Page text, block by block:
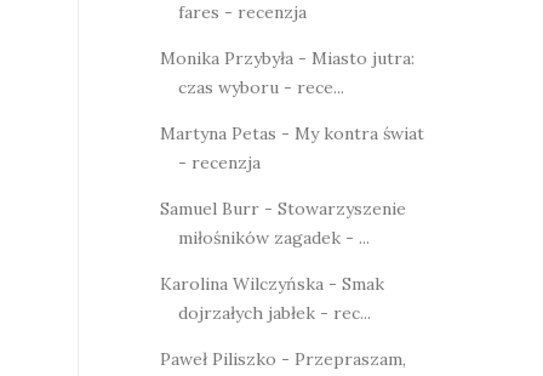
fares - recenzja
Monika Przybyła - Miasto jutra:
czas wyboru - rece...
Martyna Petas - My kontra świat
- recenzja
Samuel Burr - Stowarzyszenie
miłośników zagadek - ...
Karolina Wilczyńska - Smak
dojrzałych jabłek - rec...
Paweł Piliszko - Przepraszam,